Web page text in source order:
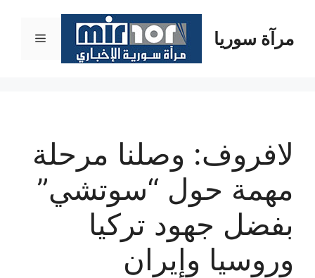
المحتوىمرآة سوريا القائمة
لافروف: وصلنا مرحلة
مهمة حول “سوتشي”
بفضل جهود تركيا
وروسيا وإيران